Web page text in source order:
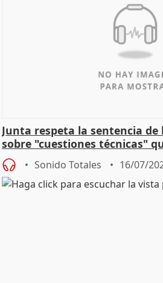
Junta respeta la sentencia de
sobre "cuestiones técnicas"
const
Sonido Totales 16/07/